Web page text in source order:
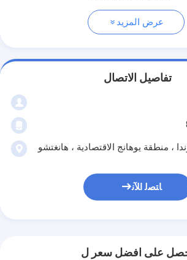
عرض المزيد
تفاصيل الاتصال
، منطقة يوهانج الاقتصادية ، هانغتشو
ﺎﺘﺼﻟ ﺍﻶﻧ
على افضل سعر ل